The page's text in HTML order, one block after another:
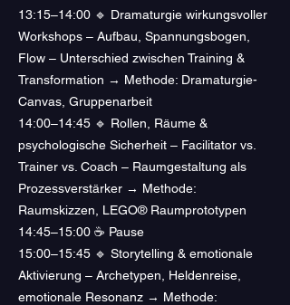
13:15–14:00 🔹 Dramaturgie wirkungsvoller
Workshops – Aufbau, Spannungsbogen,
Flow – Unterschied zwischen Training &
Transformation → Methode: Dramaturgie-
Canvas, Gruppenarbeit
14:00–14:45 🔹 Rollen, Räume &
psychologische Sicherheit – Facilitator vs.
Trainer vs. Coach – Raumgestaltung als
Prozessverstärker → Methode:
Raumskizzen, LEGO® Raumprototypen
14:45–15:00 ☕ Pause
15:00–15:45 🔹 Storytelling & emotionale
Aktivierung – Archetypen, Heldenreise,
emotionale Resonanz → Methode: